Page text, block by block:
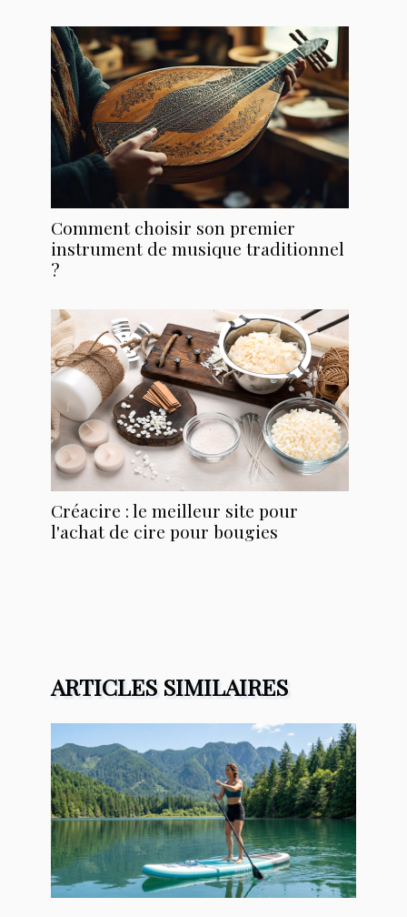
Comment choisir son premier
instrument de musique traditionnel
?
Créacire : le meilleur site pour
l'achat de cire pour bougies
ARTICLES SIMILAIRES